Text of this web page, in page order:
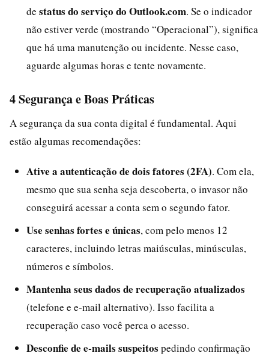
de status do serviço do Outlook.com. Se o indicador
não estiver verde (mostrando “Operacional”), significa
que há uma manutenção ou incidente. Nesse caso,
aguarde algumas horas e tente novamente.
4 Segurança e Boas Práticas
A segurança da sua conta digital é fundamental. Aqui
estão algumas recomendações:
Ative a autenticação de dois fatores (2FA). Com ela,
mesmo que sua senha seja descoberta, o invasor não
conseguirá acessar a conta sem o segundo fator.
Use senhas fortes e únicas, com pelo menos 12
caracteres, incluindo letras maiúsculas, minúsculas,
números e símbolos.
Mantenha seus dados de recuperação atualizados
(telefone e e‑mail alternativo). Isso facilita a
recuperação caso você perca o acesso.
Desconfie de e‑mails suspeitos pedindo confirmação